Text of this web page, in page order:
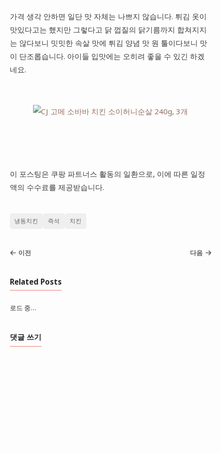
가격 생각 안하면 일단 맛 자체는 나쁘지 않습니다. 튀김 옷이
맛있다고는 했지만 그렇다고 닭 껍질의 닭기름까지 합쳐지지
는 않다보니 밋밋한 속살 맛에 튀김 양념 맛 원 툴이다보니 맛
이 단조롭습니다. 아이들 입맛에는 오히려 좋을 수 있긴 하겠
네요.
이 포스팅은 쿠팡 파트너스 활동의 일환으로, 이에 따른 일정
액의 수수료를 제공받습니다.
냉동치킨 즉석 치킨
이전 다음
Related Posts
로드 중…
댓글 쓰기